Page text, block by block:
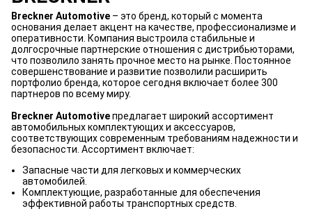
Breckner Automotive – это бренд, который с момента
основания делает акцент на качестве, профессионализме и
оперативности. Компания выстроила стабильные и
долгосрочные партнерские отношения с дистрибьюторами,
что позволило занять прочное место на рынке. Постоянное
совершенствование и развитие позволили расширить
портфолио бренда, которое сегодня включает более 300
партнеров по всему миру.
Breckner Automotiveпредлагает широкий ассортимент
автомобильных комплектующих и аксессуаров,
соответствующих современным требованиям надежности и
безопасности. Ассортимент включает:
Запасные части для легковых и коммерческих
автомобилей.
Комплектующие, разработанные для обеспечения
эффективной работы транспортных средств.